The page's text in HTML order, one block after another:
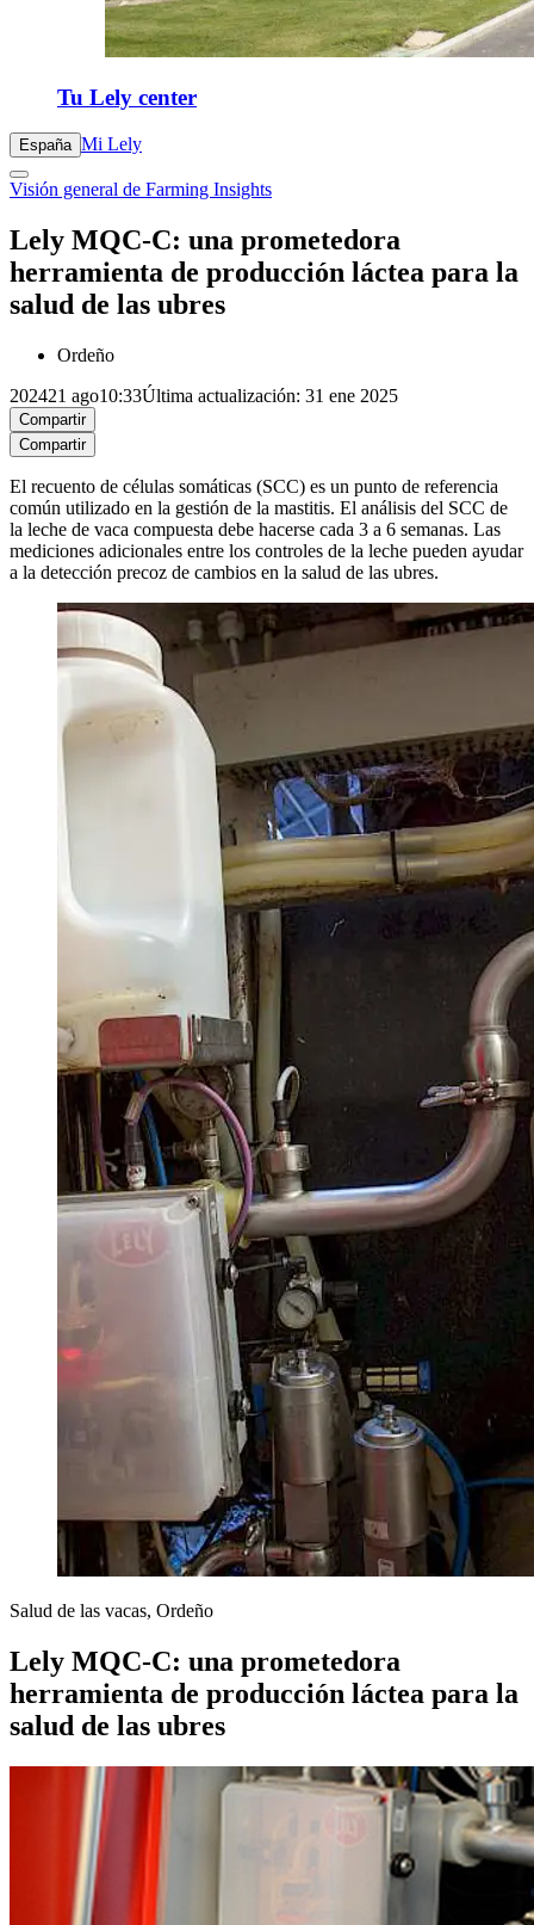
Tu Lely center
España Mi Lely
Visión general de Farming Insights
Lely MQC-C: una prometedora
herramienta de producción láctea para la
salud de las ubres
Ordeño
202421 ago10:33Última actualización: 31 ene 2025
Compartir
Compartir
El recuento de células somáticas (SCC) es un punto de referencia
común utilizado en la gestión de la mastitis. El análisis del SCC de
la leche de vaca compuesta debe hacerse cada 3 a 6 semanas. Las
mediciones adicionales entre los controles de la leche pueden ayudar
a la detección precoz de cambios en la salud de las ubres.
Salud de las vacas, Ordeño
Lely MQC-C: una prometedora
herramienta de producción láctea para la
salud de las ubres